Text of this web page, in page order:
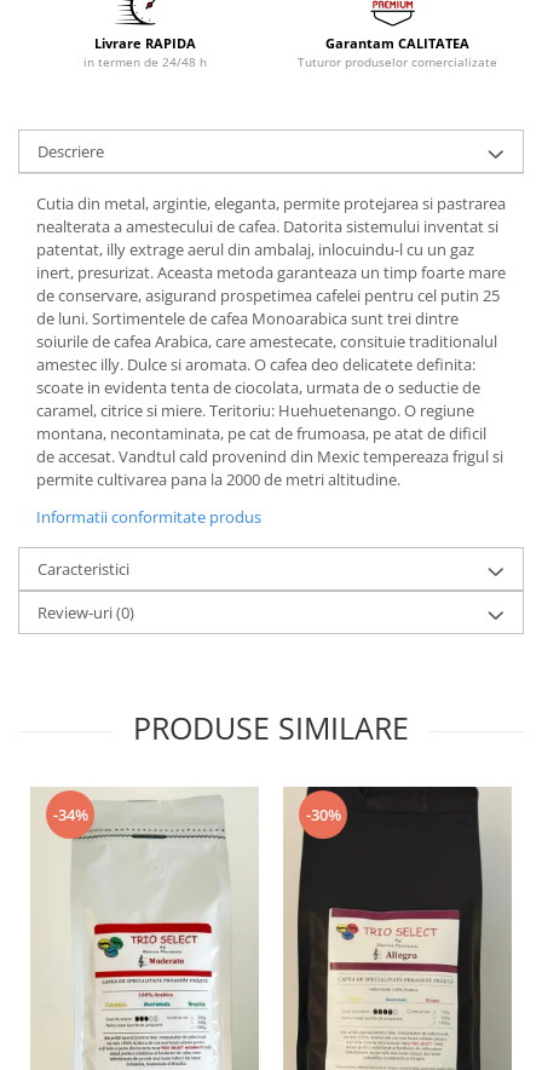
Livrare RAPIDA
in termen de 24/48 h
Garantam CALITATEA
Tuturor produselor comercializate
Descriere
Cutia din metal, argintie, eleganta, permite protejarea si pastrarea
nealterata a amestecului de cafea. Datorita sistemului inventat si
patentat, illy extrage aerul din ambalaj, inlocuindu-l cu un gaz
inert, presurizat. Aceasta metoda garanteaza un timp foarte mare
de conservare, asigurand prospetimea cafelei pentru cel putin 25
de luni. Sortimentele de cafea Monoarabica sunt trei dintre
soiurile de cafea Arabica, care amestecate, consituie traditionalul
amestec illy. Dulce si aromata. O cafea deo delicatete definita:
scoate in evidenta tenta de ciocolata, urmata de o seductie de
caramel, citrice si miere. Teritoriu: Huehuetenango. O regiune
montana, necontaminata, pe cat de frumoasa, pe atat de dificil
de accesat. Vandtul cald provenind din Mexic tempereaza frigul si
permite cultivarea pana la 2000 de metri altitudine.
Informatii conformitate produs
Caracteristici
Review-uri(0)
PRODUSE SIMILARE
-34% -30%